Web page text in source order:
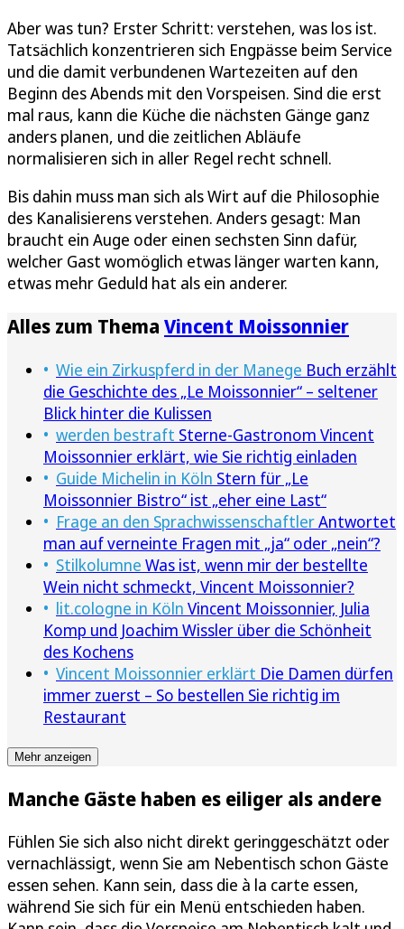
Aber was tun? Erster Schritt: verstehen, was los ist.
Tatsächlich konzentrieren sich Engpässe beim Service
und die damit verbundenen Wartezeiten auf den
Beginn des Abends mit den Vorspeisen. Sind die erst
mal raus, kann die Küche die nächsten Gänge ganz
anders planen, und die zeitlichen Abläufe
normalisieren sich in aller Regel recht schnell.
Bis dahin muss man sich als Wirt auf die Philosophie
des Kanalisierens verstehen. Anders gesagt: Man
braucht ein Auge oder einen sechsten Sinn dafür,
welcher Gast womöglich etwas länger warten kann,
etwas mehr Geduld hat als ein anderer.
Alles zum Thema Vincent Moissonnier
Wie ein Zirkuspferd in der Manege Buch erzählt
die Geschichte des „Le Moissonnier“ – seltener
Blick hinter die Kulissen
werden bestraft Sterne-Gastronom Vincent
Moissonnier erklärt, wie Sie richtig einladen
Guide Michelin in Köln Stern für „Le
Moissonnier Bistro“ ist „eher eine Last“
Frage an den SprachwissenschaftlerAntwortet
man auf verneinte Fragen mit „ja“ oder „nein“?
Stilkolumne Was ist, wenn mir der bestellte
Wein nicht schmeckt, Vincent Moissonnier?
lit.cologne in Köln Vincent Moissonnier, Julia
Komp und Joachim Wissler über die Schönheit
des Kochens
Vincent Moissonnier erklärt Die Damen dürfen
immer zuerst – So bestellen Sie richtig im
Restaurant
Mehr anzeigen
Manche Gäste haben es eiliger als andere
Fühlen Sie sich also nicht direkt geringgeschätzt oder
vernachlässigt, wenn Sie am Nebentisch schon Gäste
essen sehen. Kann sein, dass die à la carte essen,
während Sie sich für ein Menü entschieden haben.